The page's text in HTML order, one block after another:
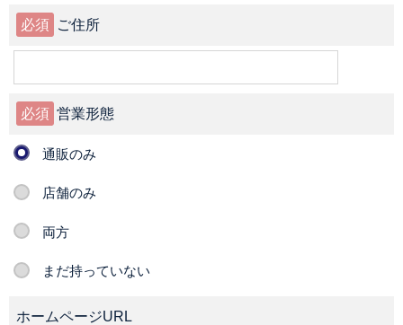
必須 ご住所
必須 営業形態
通販のみ
店舗のみ
両方
まだ持っていない
ホームページURL